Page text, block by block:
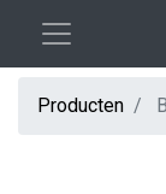
Producten